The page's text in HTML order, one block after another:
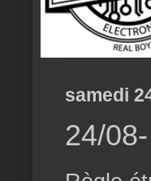
samedi
24/